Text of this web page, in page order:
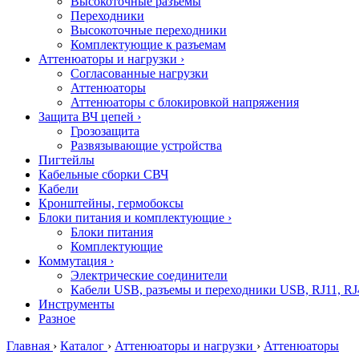
Переходники
Высокоточные переходники
Комплектующие к разъемам
Аттенюаторы и нагрузки ›
Согласованные нагрузки
Аттенюаторы
Аттенюаторы с блокировкой напряжения
Защита ВЧ цепей ›
Грозозащита
Развязывающие устройства
Пигтейлы
Кабельные сборки СВЧ
Кабели
Кронштейны, гермобоксы
Блоки питания и комплектующие ›
Блоки питания
Комплектующие
Коммутация ›
Электрические соединители
Кабели USB, разъемы и переходники USB, RJ11,
Инструменты
Разное
Главная › Каталог › Аттенюаторы и нагрузки › Аттенюаторы